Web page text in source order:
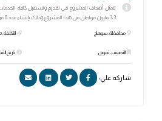
تتمثل أهداف المشروع في تقديم وتسهيل كافة الخدمات
3،3 مليون مواطن من هذا المشروع وذلك بإنشاء عدد 8 مركز، بتكلفة 10...
محافظة: سوهاج
التصنيف: تموين
التكلفة: 10 مليون جنيه
تاريخ التنفيذ:
شاركه علي: